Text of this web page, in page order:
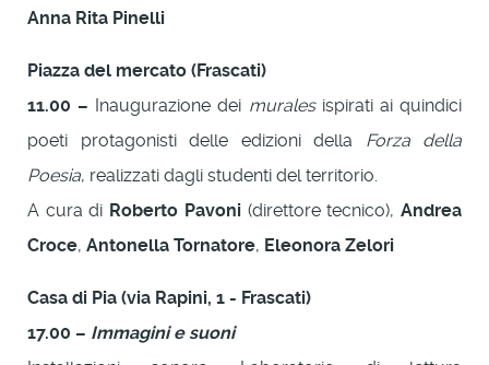
Anna Rita Pinelli
Piazza del mercato (Frascati)
11.00 – Inaugurazione dei muralesispirati ai quindici
poeti protagonisti delle edizioni della Forza della
Poesia, realizzati dagli studenti del territorio.
A cura di Roberto Pavoni(direttore tecnico),Andrea
Croce, Antonella Tornatore, Eleonora Zelori
Casa di Pia (via Rapini, 1 - Frascati)
17.00 – Immagini e suoni